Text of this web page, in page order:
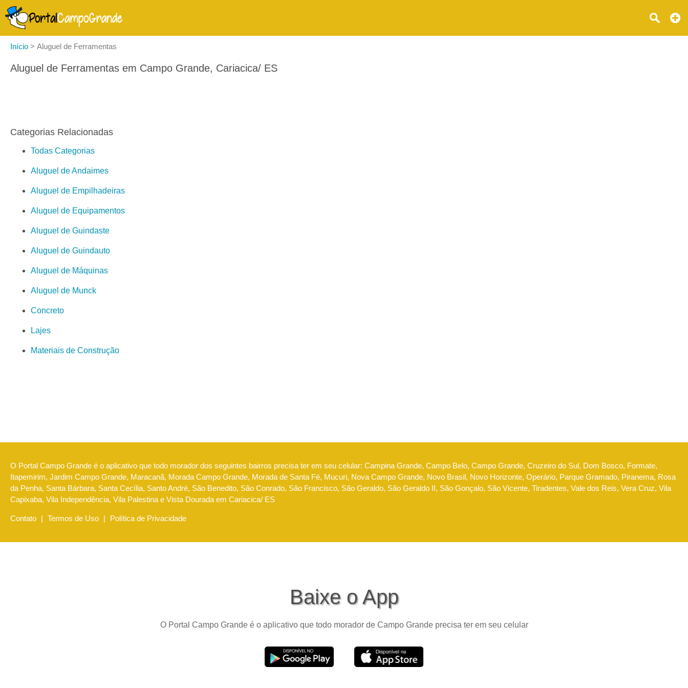
Início > Aluguel de Ferramentas
Aluguel de Ferramentas em Campo Grande, Cariacica/ ES
Categorias Relacionadas
Todas Categorias
Aluguel de Andaimes
Aluguel de Empilhadeiras
Aluguel de Equipamentos
Aluguel de Guindaste
Aluguel de Guindauto
Aluguel de Máquinas
Aluguel de Munck
Concreto
Lajes
Materiais de Construção
O Portal Campo Grande é o aplicativo que todo morador dos seguintes bairros precisa ter em seu celular: Campina Grande, Campo Belo, Campo Grande, Cruzeiro do Sul, Dom Bosco, Formate,
Itapemirim, Jardim Campo Grande, Maracanã, Morada Campo Grande, Morada de Santa Fé, Mucuri, Nova Campo Grande, Novo Brasil, Novo Horizonte, Operário, Parque Gramado, Piranema, Rosa
da Penha, Santa Bárbara, Santa Cecília, Santo André, São Benedito, São Conrado, São Francisco, São Geraldo, São Geraldo II, São Gonçalo, São Vicente, Tiradentes, Vale dos Reis, Vera Cruz, Vila
Capixaba, Vila Independência, Vila Palestina e Vista Dourada em Cariacica/ ES
Contato | Termos de Uso | Política de Privacidade
Baixe o App
O Portal Campo Grande é o aplicativo que todo morador de Campo Grande precisa ter em seu celular